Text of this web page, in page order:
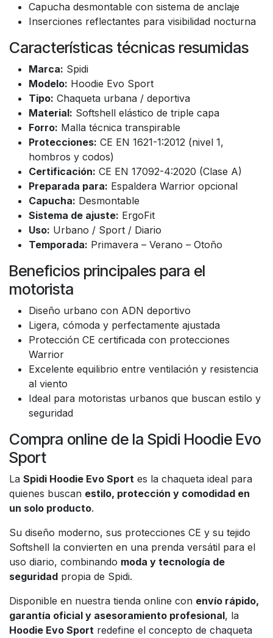
Capucha desmontable con sistema de anclaje
Inserciones reflectantes para visibilidad nocturna
Características técnicas resumidas
Marca: Spidi
Modelo: Hoodie Evo Sport
Tipo: Chaqueta urbana / deportiva
Material: Softshell elástico de triple capa
Forro: Malla técnica transpirable
Protecciones: CE EN 1621-1:2012 (nivel 1,
hombros y codos)
Certificación: CE EN 17092-4:2020 (Clase A)
Preparada para: Espaldera Warrior opcional
Capucha: Desmontable
Sistema de ajuste: ErgoFit
Uso: Urbano / Sport / Diario
Temporada: Primavera – Verano – Otoño
Beneficios principales para el
motorista
Diseño urbano con ADN deportivo
Ligera, cómoda y perfectamente ajustada
Protección CE certificada con protecciones
Warrior
Excelente equilibrio entre ventilación y resistencia
al viento
Ideal para motoristas urbanos que buscan estilo y
seguridad
Compra online de la Spidi Hoodie Evo
Sport
La Spidi Hoodie Evo Sport es la chaqueta ideal para
quienes buscan estilo, protección y comodidad en
un solo producto.
Su diseño moderno, sus protecciones CE y su tejido
Softshell la convierten en una prenda versátil para el
uso diario, combinando moda y tecnología de
seguridad propia de Spidi.
Disponible en nuestra tienda online con envío rápido,
garantía oficial y asesoramiento profesional, la
Hoodie Evo Sport redefine el concepto de chaqueta